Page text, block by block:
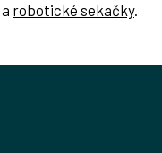
a robotické sekačky.